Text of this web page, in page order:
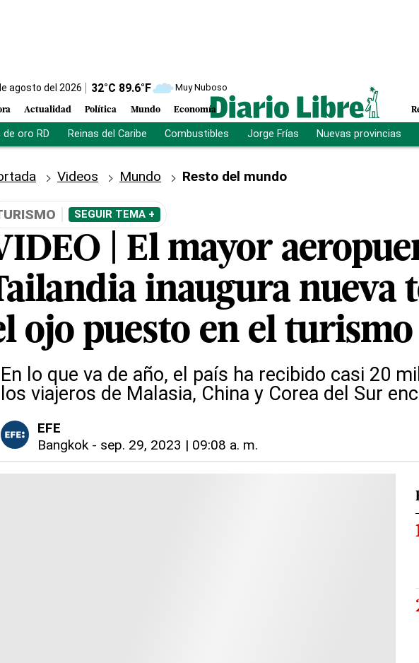
agosto del 2026 32°C 89.6°F Muy Nuboso
Actualidad Política Mundo Economía
de oro RD Reinas del Caribe Combustibles Jorge Frías Nuevas provincias
Videos Mundo Resto del mundo
SEGUIR TEMA +
| El mayor
inaugura nueva
ojo puesto en el turismo
En lo que va de año, el país ha recibido casi 20
los viajeros de Malasia, China y Corea del Sur
EFE
Bangkok- sep. 29, 2023 | 09:08 a. m.